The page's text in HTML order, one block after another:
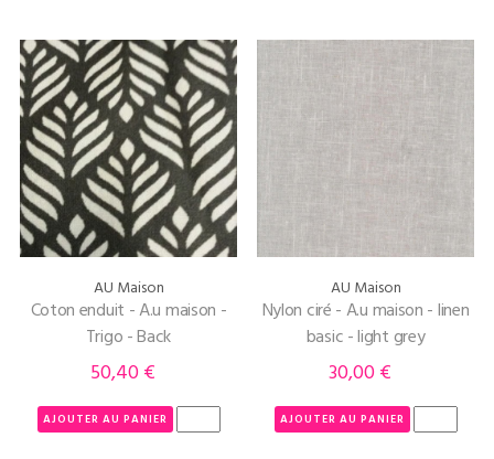
AU Maison
Coton enduit - A.u maison -
Trigo - Back
Prix
50,40 €
AJOUTER AU PANIER
AU Maison
Nylon ciré - A.u maison - linen
basic - light grey
Prix
30,00 €
AJOUTER AU PANIER